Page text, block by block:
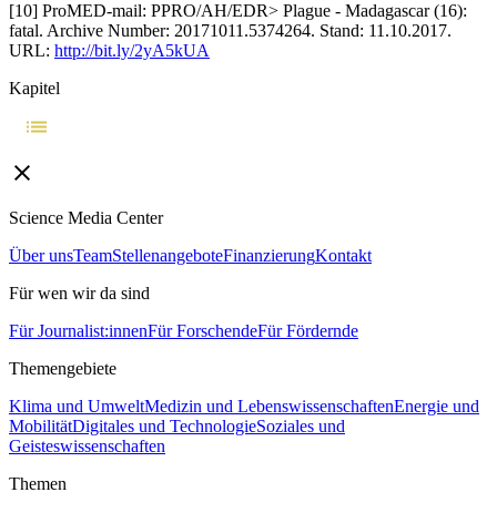
[10] ProMED-mail: PPRO/AH/EDR> Plague - Madagascar (16):
fatal. Archive Number: 20171011.5374264. Stand: 11.10.2017.
URL: http://bit.ly/2yA5kUA
Kapitel
Science Media Center
Über unsTeamStellenangeboteFinanzierungKontakt
Für wen wir da sind
Für Journalist:innenFür ForschendeFür Fördernde
Themengebiete
Klima und UmweltMedizin und LebenswissenschaftenEnergie und
MobilitätDigitales und TechnologieSoziales und
Geisteswissenschaften
Themen